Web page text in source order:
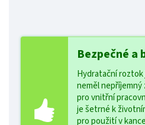
Bezpečné a
Hydratační
neměl
pro vnitřní
je šetrné k
pro použití v